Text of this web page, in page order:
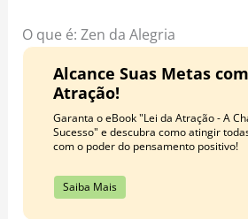
k
m
O que é: Zen da Alegria
Alcance Suas Metas
Atração!
Garanta o eBook "Lei da Atração - A
Sucesso" e descubra como atingir
com o poder do pensamento positivo!
Saiba Mais